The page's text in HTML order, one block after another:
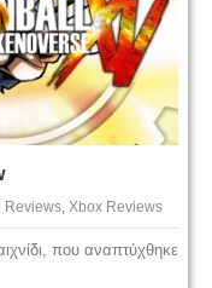
Reviews Xbox Reviews
που αναπτύχθηκε